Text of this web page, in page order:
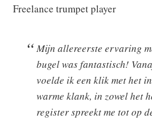
Freelance trumpet player
Mijn allereerste ervaring
bugel was fantastisch!
voelde ik een klik met het
warme klank, in zowel het
register spreekt me tot op